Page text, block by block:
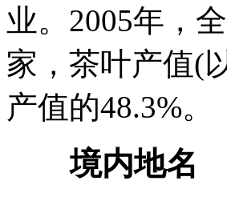
业。2005年，
家，茶叶产值(
产值的48.3%。
境内地名